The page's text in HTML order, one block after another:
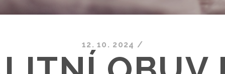
12. 10. 2024 /